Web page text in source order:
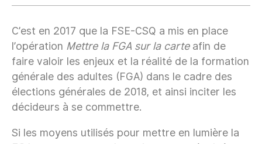
C’est en 2017 que la FSE-CSQ a mis en place
l’opération Mettre la FGA sur la carteafin de
faire valoir les enjeux et la réalité de la formation
générale des adultes (FGA) dans le cadre des
élections générales de 2018, et ainsi inciter les
décideurs à se commettre.
Si les moyens utilisés pour mettre en lumière la